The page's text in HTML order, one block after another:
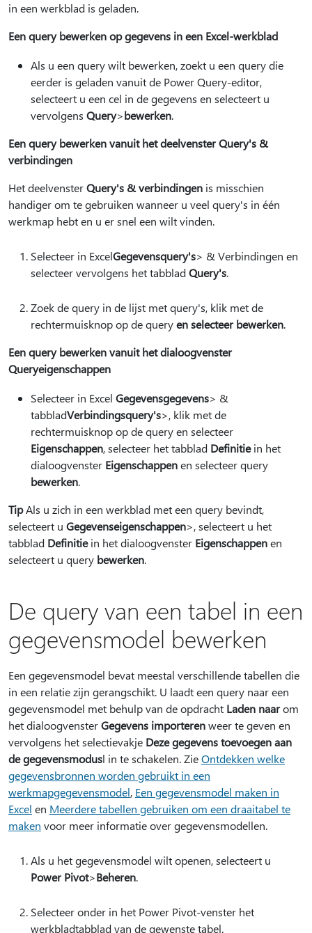
in een werkblad is geladen.
Een query bewerken op gegevens in een Excel-werkblad
Als u een query wilt bewerken, zoekt u een query die
eerder is geladen vanuit de Power Query-editor,
selecteert u een cel in de gegevens en selecteert u
vervolgens Query>bewerken.
Een query bewerken vanuit het deelvenster Query's &
verbindingen
Het deelvensterQuery's & verbindingen is misschien
handiger om te gebruiken wanneer u veel query's in één
werkmap hebt en u er snel een wilt vinden.
Selecteer in ExcelGegevensquery's> & Verbindingen en
selecteer vervolgens het tabbladQuery's.
Zoek de query in de lijst met query's, klik met de
rechtermuisknop op de queryen selecteer bewerken.
Een query bewerken vanuit het dialoogvenster
Queryeigenschappen
Selecteer in Excel Gegevensgegevens> &
tabbladVerbindingsquery's>, klik met de
rechtermuisknop op de query en selecteer
Eigenschappen, selecteer het tabblad Definitiein het
dialoogvenster Eigenschappenen selecteer query
bewerken.
TipAls u zich in een werkblad met een query bevindt,
selecteert u Gegevenseigenschappen>, selecteert u het
tabblad Definitiein het dialoogvenster Eigenschappenen
selecteert u query bewerken.
De query van een tabel in een
gegevensmodel bewerken
Een gegevensmodel bevat meestal verschillende tabellen die
in een relatie zijn gerangschikt. U laadt een query naar een
gegevensmodel met behulp van de opdracht Laden naarom
het dialoogvensterGegevens importerenweer te geven en
vervolgens het selectievakje Deze gegevens toevoegen aan
de gegevensmodusl in te schakelen. ZieOntdekken welke
gegevensbronnen worden gebruikt in een
werkmapgegevensmodel, Een gegevensmodel maken in
Excel en Meerdere tabellen gebruiken om een draaitabel te
maken voor meer informatie over gegevensmodellen.
Als u het gegevensmodel wilt openen, selecteert u
Power Pivot>Beheren.
Selecteer onder in het Power Pivot-venster het
werkbladtabblad van de gewenste tabel.